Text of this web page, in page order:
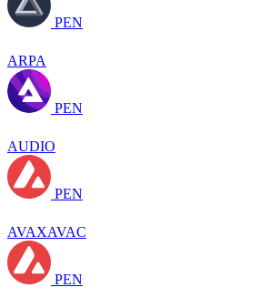
PEN
ARPA
PEN
AUDIO
PEN
AVAXAVAC
PEN